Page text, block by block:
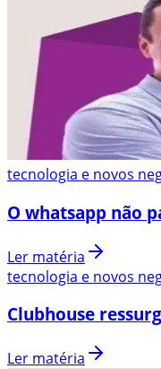
tecnologia e novos
O whatsapp não
Ler matéria
tecnologia e novos
Clubhouse
Ler matéria